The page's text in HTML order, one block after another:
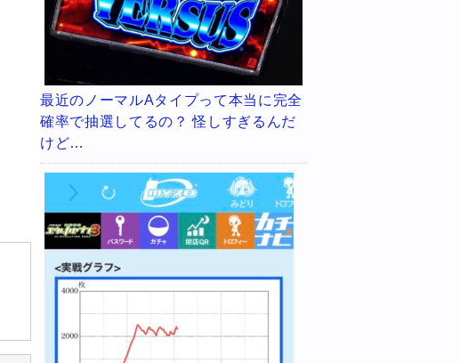
最近のノーマルAタイプって本当に完全
確率で抽選してるの？ 怪しすぎるんだ
けど…